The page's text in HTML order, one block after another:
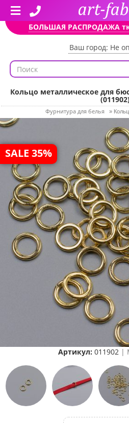
БОЛЬШАЯ РАСПРОДАЖА
Ваш город: Не
Кольцо металлическое для
Фурнитура для белья »
SALE 35%
Артикул: 011902|